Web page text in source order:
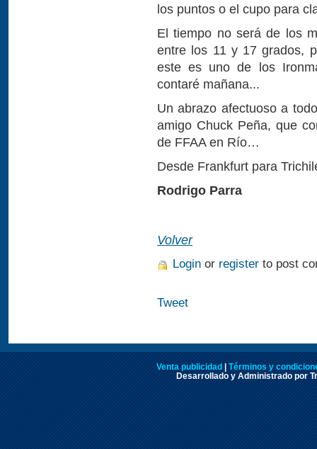
los puntos o el cupo para
El tiempo no será de los
entre los 11 y 17 grados,
este es uno de los
contaré mañana...
Un abrazo afectuoso a
amigo Chuck Peña, que
de FFAA en Río…
Desde Frankfurt para
Rodrigo Parra
Volver
Login or register to post
Tweet
Venta publicidad
Términos y
Desarrollado y Administrado por